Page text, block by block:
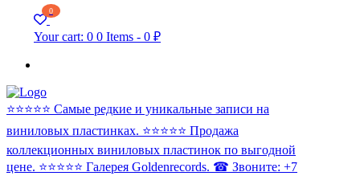
0
Your cart: 0 0 Items - 0 ₽
⭐️⭐️⭐️⭐️⭐️ Самые редкие и уникальные записи на
виниловых пластинках. ⭐️⭐️⭐️⭐️⭐️ Продажа
коллекционных виниловых пластинок по выгодной
цене. ⭐️⭐️⭐️⭐️⭐️ Галерея Goldenrecords. ☎ Звоните: +7